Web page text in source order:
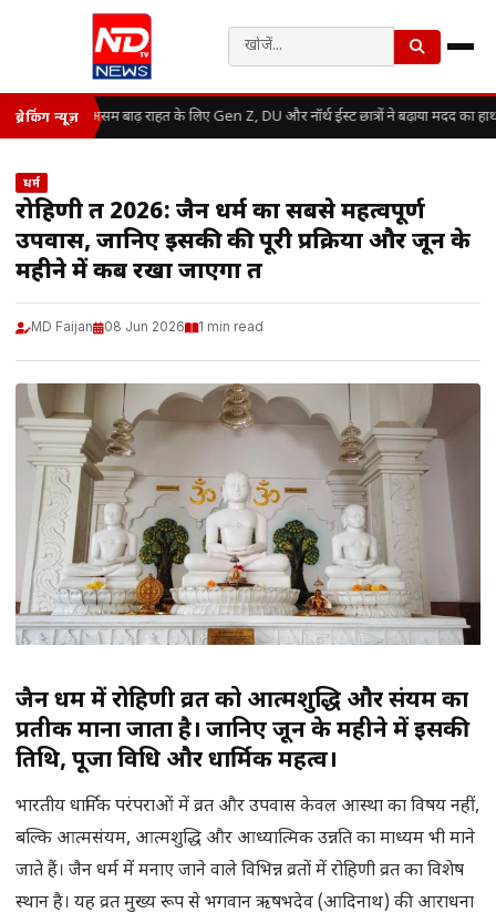
ब्रेकिंग न्यूज़ असम बाढ़ राहत के लिए Gen Z, DU और नॉर्थ ईस्ट छात्रों ने बढ़ाया मदद का हाथ
धर्म
रोहिणी व्रत 2026: जैन धर्म का सबसे महत्वपूर्ण
उपवास, जानिए इसकी की पूरी प्रक्रिया और जून के
महीने में कब रखा जाएगा व्रत
MD Faijan 08 Jun 2026 1 min read
जैन धर्म में रोहिणी व्रत को आत्मशुद्धि और संयम का
प्रतीक माना जाता है। जानिए जून के महीने में इसकी
तिथि, पूजा विधि और धार्मिक महत्व।
भारतीय धार्मिक परंपराओं में व्रत और उपवास केवल आस्था का विषय नहीं,
बल्कि आत्मसंयम, आत्मशुद्धि और आध्यात्मिक उन्नति का माध्यम भी माने
जाते हैं। जैन धर्म में मनाए जाने वाले विभिन्न व्रतों में रोहिणी व्रत का विशेष
स्थान है। यह व्रत मुख्य रूप से भगवान ऋषभदेव (आदिनाथ) की आराधना